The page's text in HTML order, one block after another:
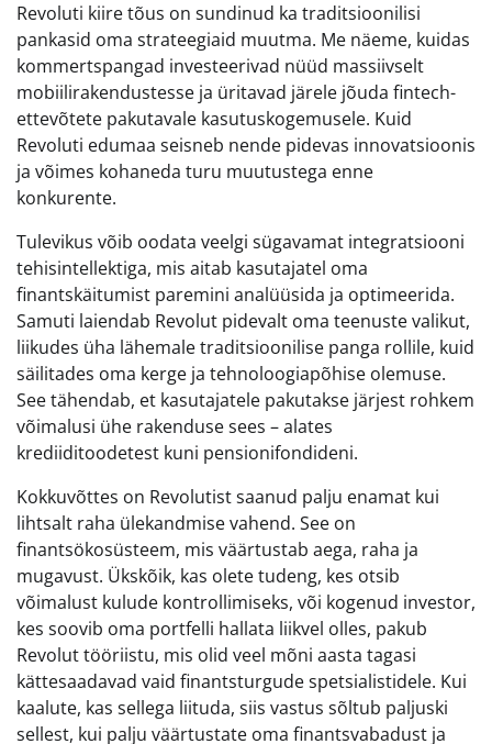
Revoluti kiire tõus on sundinud ka traditsioonilisi
pankasid oma strateegiaid muutma. Me näeme, kuidas
kommertspangad investeerivad nüüd massiivselt
mobiilirakendustesse ja üritavad järele jõuda fintech-
ettevõtete pakutavale kasutuskogemusele. Kuid
Revoluti edumaa seisneb nende pidevas innovatsioonis
ja võimes kohaneda turu muutustega enne
konkurente.
Tulevikus võib oodata veelgi sügavamat integratsiooni
tehisintellektiga, mis aitab kasutajatel oma
finantskäitumist paremini analüüsida ja optimeerida.
Samuti laiendab Revolut pidevalt oma teenuste valikut,
liikudes üha lähemale traditsioonilise panga rollile, kuid
säilitades oma kerge ja tehnoloogiapõhise olemuse.
See tähendab, et kasutajatele pakutakse järjest rohkem
võimalusi ühe rakenduse sees – alates
krediiditoodetest kuni pensionifondideni.
Kokkuvõttes on Revolutist saanud palju enamat kui
lihtsalt raha ülekandmise vahend. See on
finantsökosüsteem, mis väärtustab aega, raha ja
mugavust. Ükskõik, kas olete tudeng, kes otsib
võimalust kulude kontrollimiseks, või kogenud investor,
kes soovib oma portfelli hallata liikvel olles, pakub
Revolut tööriistu, mis olid veel mõni aasta tagasi
kättesaadavad vaid finantsturgude spetsialistidele. Kui
kaalute, kas sellega liituda, siis vastus sõltub paljuski
sellest, kui palju väärtustate oma finantsvabadust ja